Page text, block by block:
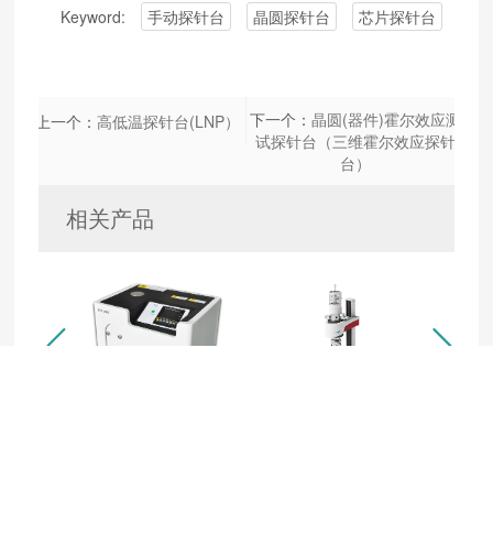
Keyword: 手动探针台 晶圆探针台 芯片探针台
上一个： 高低温探针台(LNP） 下一个： 晶圆(器件)霍尔效应测
试探针台（三维霍尔效应探针
台）
相关产品
 